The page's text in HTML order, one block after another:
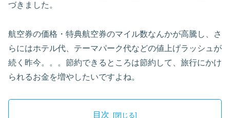
づきました。
航空券の価格・特典航空券のマイル数なんかが高騰し、さ
らにはホテル代、テーマパーク代などの値上げラッシュが
続く昨今。。。節約できるところは節約して、旅行にかけ
られるお金を増やしたいですよね。
目次